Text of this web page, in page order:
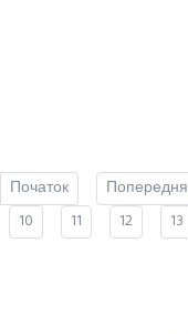
Початок Попередня
10
11 12 13